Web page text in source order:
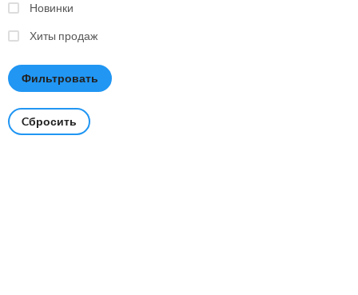
Новинки
Хиты продаж
Cбросить